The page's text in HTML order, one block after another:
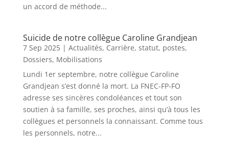
un accord de méthode...
Suicide de notre collègue Caroline Grandjean
7 Sep 2025| Actualités, Carrière, statut, postes,
Dossiers, Mobilisations
Lundi 1er septembre, notre collègue Caroline
Grandjean s’est donné la mort. La FNEC-FP-FO
adresse ses sincères condoléances et tout son
soutien à sa famille, ses proches, ainsi qu’à tous les
collègues et personnels la connaissant. Comme tous
les personnels, notre...